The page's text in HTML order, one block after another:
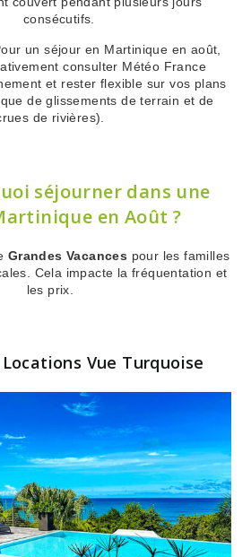
consécutifs.
un séjour en Martinique en août,
consulter Météo France
et rester flexible sur vos plans
de glissements de terrain et de
de rivières).
séjourner dans une
en Août ?
Grandes Vacances pour les familles
Cela impacte la fréquentation et
les prix.
Vue Turquoise